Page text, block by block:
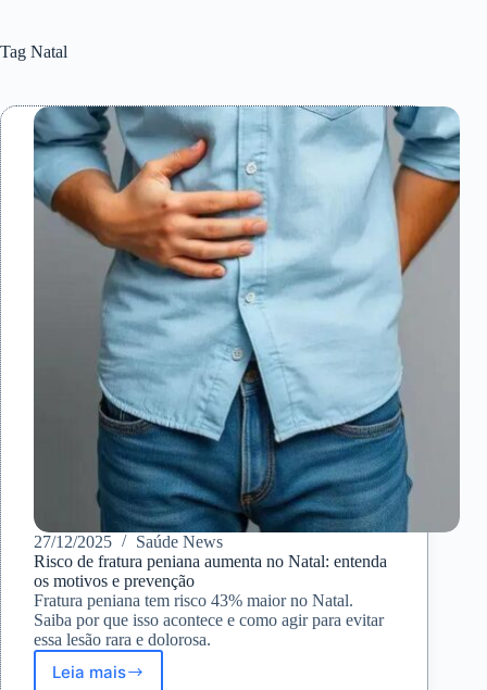
Tag Natal
27/12/2025
Saúde News
Risco de fratura peniana aumenta no Natal: entenda
os motivos e prevenção
Fratura peniana tem risco 43% maior no Natal.
Saiba por que isso acontece e como agir para evitar
essa lesão rara e dolorosa.
Leia mais
Risco